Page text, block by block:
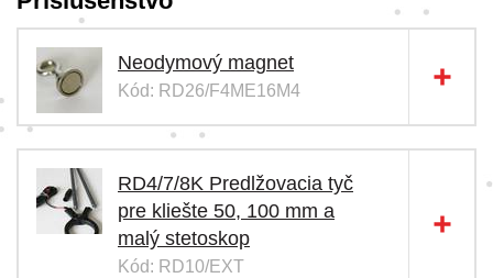
Neodymový magnet
Kód: RD26/F4ME16M4
RD4/7/8K Predlžovacia tyč
pre kliešte 50, 100 mm a
malý stetoskop
Kód: RD10/EXT